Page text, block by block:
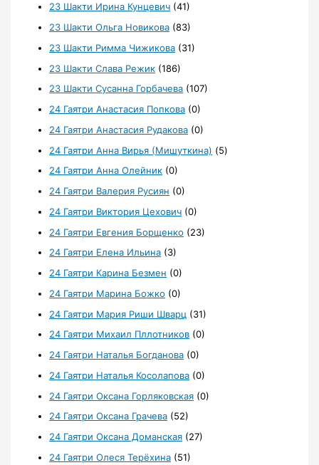
23 Шакти Ирина Кунцевич (41)
23 Шакти Ольга Новикова (83)
23 Шакти Римма Чижикова (31)
23 Шакти Слава Режик (186)
23 Шакти Сусанна Горбачева (107)
24 Гаятри Анастасия Попкова (0)
24 Гаятри Анастасия Рудакова (0)
24 Гаятри Анна Вирья (Мишуткина) (5)
24 Гаятри Анна Олейник (0)
24 Гаятри Валерия Русиян (0)
24 Гаятри Виктория Цехович (0)
24 Гаятри Евгения Борщенко (23)
24 Гаятри Елена Ильина (3)
24 Гаятри Карина Безмен (0)
24 Гаятри Марина Божко (0)
24 Гаятри Мария Риши Шварц (31)
24 Гаятри Михаил Пллотников (0)
24 Гаятри Наталья Богданова (0)
24 Гаятри Наталья Косолапова (0)
24 Гаятри Оксана Горляковская (0)
24 Гаятри Оксана Грачева (52)
24 Гаятри Оксана Доманская (27)
24 Гаятри Олеся Терёхина (51)